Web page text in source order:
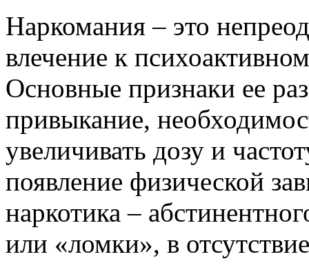
Наркомания – это
влечение к
Основные признаки ее
привыкание,
увеличивать дозу и
появление физической
наркотика –
или «ломки», в